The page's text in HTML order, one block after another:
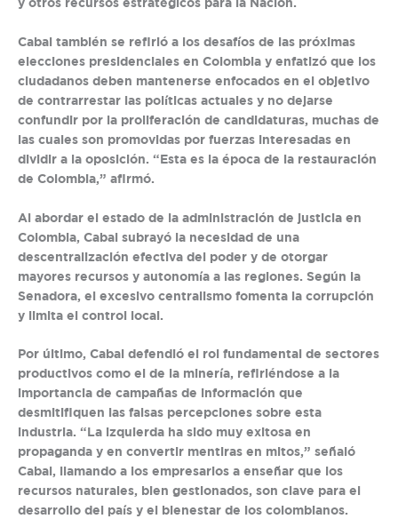
y otros recursos estratégicos para la Nación.
Cabal también se refirió a los desafíos de las próximas
elecciones presidenciales en Colombia y enfatizó que los
ciudadanos deben mantenerse enfocados en el objetivo
de contrarrestar las políticas actuales y no dejarse
confundir por la proliferación de candidaturas, muchas de
las cuales son promovidas por fuerzas interesadas en
dividir a la oposición. “Esta es la época de la restauración
de Colombia,” afirmó.
Al abordar el estado de la administración de justicia en
Colombia, Cabal subrayó la necesidad de una
descentralización efectiva del poder y de otorgar
mayores recursos y autonomía a las regiones. Según la
Senadora, el excesivo centralismo fomenta la corrupción
y limita el control local.
Por último, Cabal defendió el rol fundamental de sectores
productivos como el de la minería, refiriéndose a la
importancia de campañas de información que
desmitifiquen las falsas percepciones sobre esta
industria. “La izquierda ha sido muy exitosa en
propaganda y en convertir mentiras en mitos,” señaló
Cabal, llamando a los empresarios a enseñar que los
recursos naturales, bien gestionados, son clave para el
desarrollo del país y el bienestar de los colombianos.